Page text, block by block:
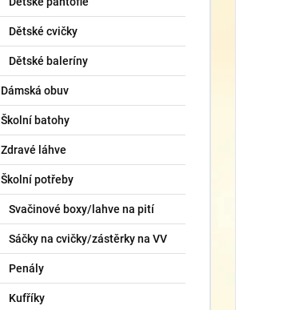
Dětské cvičky
Dětské baleríny
Dámská obuv
Školní batohy
Zdravé láhve
Školní potřeby
Svačinové boxy/lahve na pití
Sáčky na cvičky/zástěrky na VV
Penály
Kufříky